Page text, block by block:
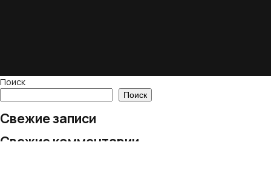
Поиск
Поиск
Свежие записи
Свежие комментарии